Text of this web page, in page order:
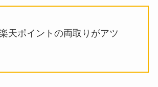
天ポイントの両取りがアツ